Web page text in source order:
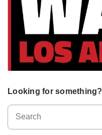
Looking for something?